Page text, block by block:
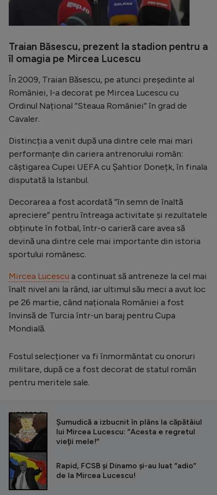
Ciclism
Alte sporturi
JO 2024
JO 2026
Creează cont
Traian Băsescu, prezent la stadion pentru a
îl omagia pe Mircea Lucescu
În 2009, Traian Băsescu, pe atunci președinte al
României, l-a decorat pe Mircea Lucescu cu
Ordinul Național ”Steaua României” în grad de
Cavaler.
Distincția a venit după una dintre cele mai mari
performanțe din cariera antrenorului român:
câștigarea Cupei UEFA cu Șahtior Donețk, în finala
disputată la Istanbul.
Decorarea a fost acordată ”în semn de înaltă
apreciere” pentru întreaga activitate și rezultatele
obținute în fotbal, într-o carieră care avea să
devină una dintre cele mai importante din istoria
sportului românesc.
Mircea Lucescu a continuat să antreneze la cel mai
înalt nivel ani la rând, iar ultimul său meci a avut loc
pe 26 martie, când naționala României a fost
învinsă de Turcia într-un baraj pentru Cupa
Mondială.
Fostul selecționer va fi înmormântat cu onoruri
militare, după ce a fost decorat de statul român
pentru meritele sale.
CITEȘTE ȘI
Șumudică a izbucnit în plâns la căpătâiul
lui Mircea Lucescu: ”Acesta e regretul
vieţii mele!”
Rapid, FCSB și Dinamo și-au luat ”adio”
de la Mircea Lucescu!